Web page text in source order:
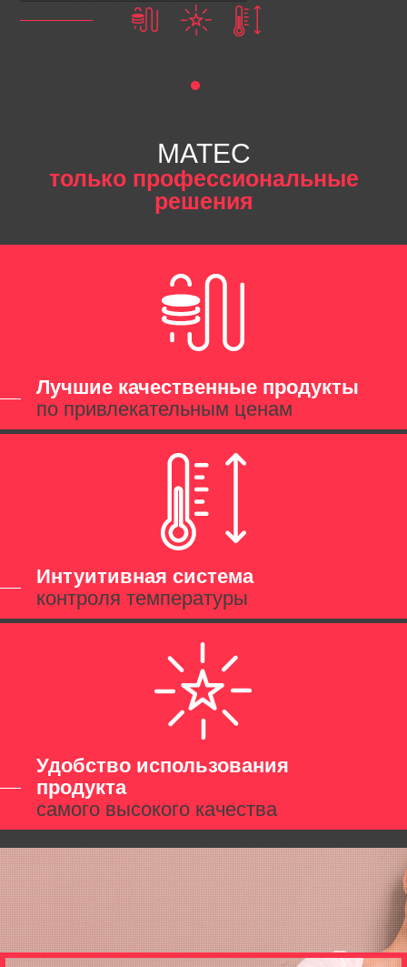
MATEC
только профессиональные
решения
Лучшие качественные продукты
по привлекательным ценам
Интуитивная система
контроля температуры
Удобство использования
продукта
самого высокого качества